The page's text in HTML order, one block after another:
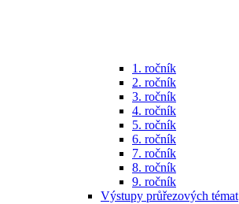
1. ročník
2. ročník
3. ročník
4. ročník
5. ročník
6. ročník
7. ročník
8. ročník
9. ročník
Výstupy průřezových témat